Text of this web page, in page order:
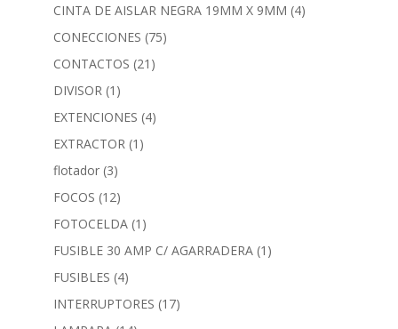
CINTA DE AISLAR NEGRA 19MM X 9MM (4)
CONECCIONES (75)
CONTACTOS (21)
DIVISOR (1)
EXTENCIONES (4)
EXTRACTOR (1)
flotador (3)
FOCOS (12)
FOTOCELDA (1)
FUSIBLE 30 AMP C/ AGARRADERA (1)
FUSIBLES (4)
INTERRUPTORES (17)